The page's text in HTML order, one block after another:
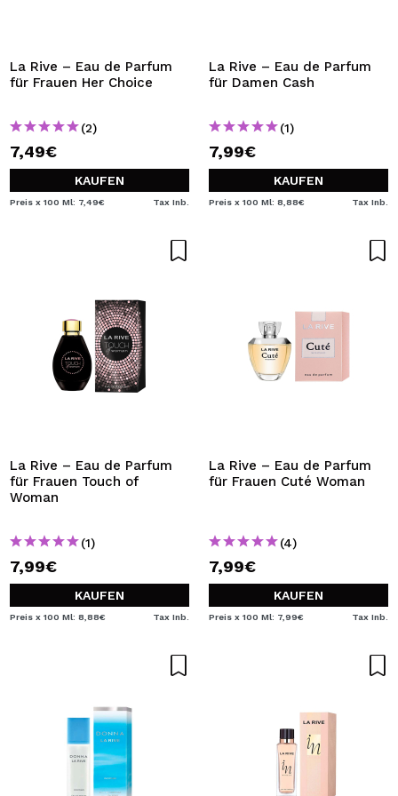
La Rive – Eau de Parfum
für Frauen Her Choice
(2)
7,49€
KAUFEN
Preis x 100 Ml: 7,49€ Tax Inb.
La Rive – Eau de Parfum
für Damen Cash
(1)
7,99€
KAUFEN
Preis x 100 Ml: 8,88€ Tax Inb.
La Rive – Eau de Parfum
für Frauen Touch of
Woman
(1)
7,99€
KAUFEN
Preis x 100 Ml: 8,88€ Tax Inb.
La Rive – Eau de Parfum
für Frauen Cuté Woman
(4)
7,99€
KAUFEN
Preis x 100 Ml: 7,99€ Tax Inb.